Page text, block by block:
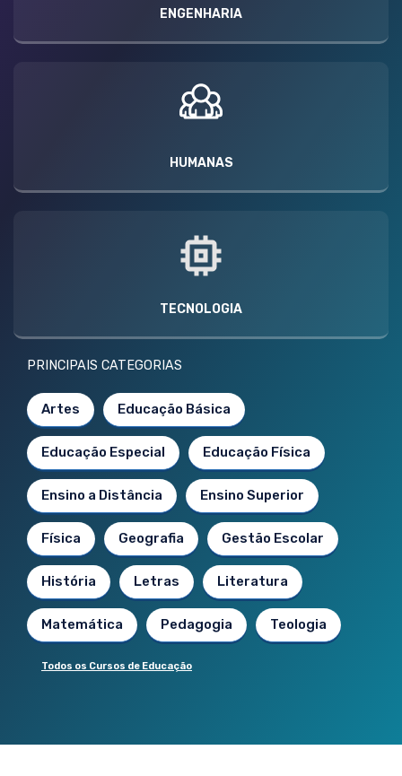
ENGENHARIA
HUMANAS
TECNOLOGIA
PRINCIPAIS CATEGORIAS
Artes Educação Básica
Educação Especial Educação Física
Ensino a Distância Ensino Superior
Física Geografia Gestão Escolar
História Letras Literatura
Matemática Pedagogia Teologia
Todos os Cursos de Educação